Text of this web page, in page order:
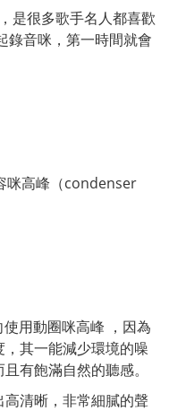
是很多歌手名人都喜歡
錄音咪，第一時間就會
咪高峰（condenser
用動圈咪高峰 ，因為
其一能減少環境的噪
有飽滿自然的聽感。
清晰，非常細膩的聲